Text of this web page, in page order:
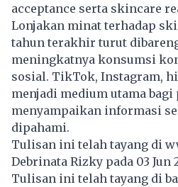
acceptance serta skincare
Lonjakan minat terhadap
tahun terakhir turut
meningkatnya konsumsi
sosial. TikTok, Instagram,
menjadi medium utama
menyampaikan informasi
dipahami.
Tulisan ini telah tayang di
Debrinata Rizky pada 03 Jun
Tulisan ini telah tayang di